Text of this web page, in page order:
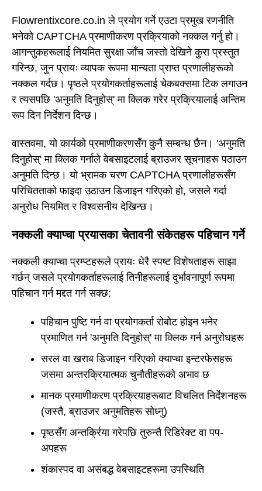
Flowrentixcore.co.in ले प्रयोग गर्ने एउटा प्रमुख रणनीति
भनेको CAPTCHA प्रमाणीकरण प्रक्रियाको नक्कल गर्नु हो।
आगन्तुकहरूलाई नियमित सुरक्षा जाँच जस्तो देखिने कुरा प्रस्तुत
गरिन्छ, जुन प्रायः व्यापक रूपमा मान्यता प्राप्त प्रणालीहरूको
नक्कल गर्दछ। पृष्ठले प्रयोगकर्ताहरूलाई चेकबक्समा टिक लगाउन
र त्यसपछि 'अनुमति दिनुहोस्' मा क्लिक गरेर प्रक्रियालाई अन्तिम
रूप दिन निर्देशन दिन्छ।
वास्तवमा, यो कार्यको प्रमाणीकरणसँग कुनै सम्बन्ध छैन। 'अनुमति
दिनुहोस्' मा क्लिक गर्नाले वेबसाइटलाई ब्राउजर सूचनाहरू पठाउन
अनुमति दिन्छ। यो भ्रामक चरण CAPTCHA प्रणालीहरूसँग
परिचितताको फाइदा उठाउन डिजाइन गरिएको हो, जसले गर्दा
अनुरोध नियमित र विश्वसनीय देखिन्छ।
नक्कली क्याप्चा प्रयासका चेतावनी संकेतहरू पहिचान गर्ने
नक्कली क्याप्चा प्रम्प्टहरूले प्रायः धेरै स्पष्ट विशेषताहरू साझा
गर्छन् जसले प्रयोगकर्ताहरूलाई तिनीहरूलाई दुर्भावनापूर्ण रूपमा
पहिचान गर्न मद्दत गर्न सक्छ:
पहिचान पुष्टि गर्न वा प्रयोगकर्ता रोबोट होइन भनेर
प्रमाणित गर्न 'अनुमति दिनुहोस्' मा क्लिक गर्न अनुरोधहरू
सरल वा खराब डिजाइन गरिएको क्याप्चा इन्टरफेसहरू
जसमा अन्तरक्रियात्मक चुनौतीहरूको अभाव छ
मानक प्रमाणीकरण प्रक्रियाहरूबाट विचलित निर्देशनहरू
(जस्तै, ब्राउजर अनुमतिहरू सोध्नु)
पृष्ठसँग अन्तर्क्रिया गरेपछि तुरुन्तै रिडिरेक्ट वा पप-
अपहरू
शंकास्पद वा असंबद्ध वेबसाइटहरूमा उपस्थिति